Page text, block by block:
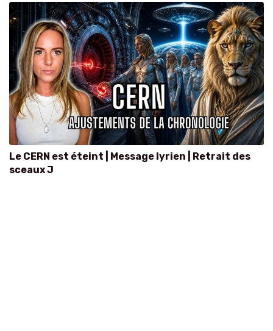
Le CERN est éteint | Message lyrien | Retrait des
sceaux J